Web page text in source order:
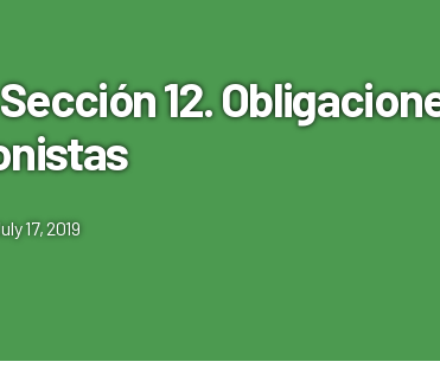
12.
17, 2019